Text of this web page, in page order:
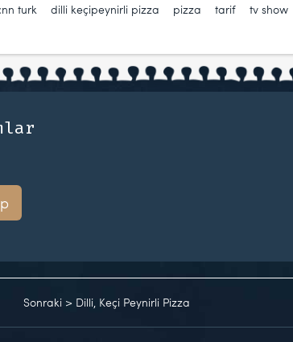
turk dilli keçipeynirli pizza pizza tarif tv show
Sonraki > Dilli, Keçi Peynirli Pizza